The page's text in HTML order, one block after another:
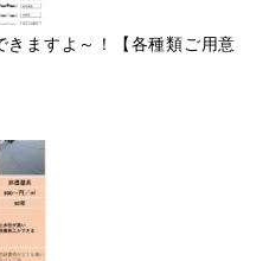
ますよ～！【各種類ご用意